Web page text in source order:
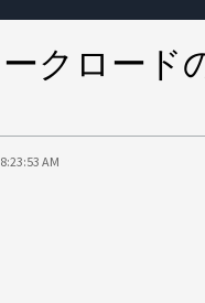
クロード
AM